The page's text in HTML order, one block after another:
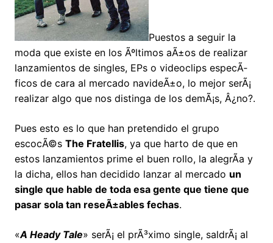
Puestos a seguir la
moda que existe en los Ãºltimos aÃ±os de realizar
lanzamientos de singles, EPs o videoclips especÃ­
ficos de cara al mercado navideÃ±o, lo mejor serÃ¡
realizar algo que nos distinga de los demÃ¡s, Â¿no?.
Pues esto es lo que han pretendido el grupo
escocÃ©s The Fratellis, ya que harto de que en
estos lanzamientos prime el buen rollo, la alegrÃ­a y
la dicha, ellos han decidido lanzar al mercado un
single que hable de toda esa gente que tiene que
pasar sola tan reseÃ±ables fechas.
«A Heady Tale» serÃ¡ el prÃ³ximo single, saldrÃ¡ al